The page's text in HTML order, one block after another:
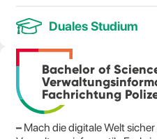
Duales Studium
Bachelor of
Fachrichtung
– Mach die digitale Welt